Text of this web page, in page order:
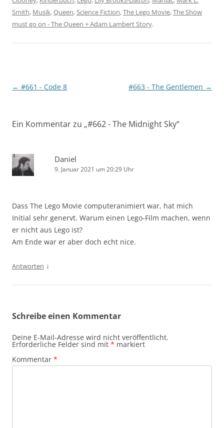
Smith, Musik,Queen,Science Fiction,The Lego Movie,The Show
must go on - The Queen + Adam Lambert Story.
Beitragsnavigation
← #661 - Code 8 #663 - The Gentlemen →
Ein Kommentar zu „#662 - The Midnight Sky“
Daniel
9. Januar 2021 um 20:29 Uhr
Dass The Lego Movie computeranimiert war, hat mich
Initial sehr genervt. Warum einen Lego-Film machen, wenn
er nicht aus Lego ist?
Am Ende war er aber doch echt nice.
Antworten ↓
Schreibe einen Kommentar
Deine E-Mail-Adresse wird nicht veröffentlicht.
Erforderliche Felder sind mit * markiert
Kommentar *